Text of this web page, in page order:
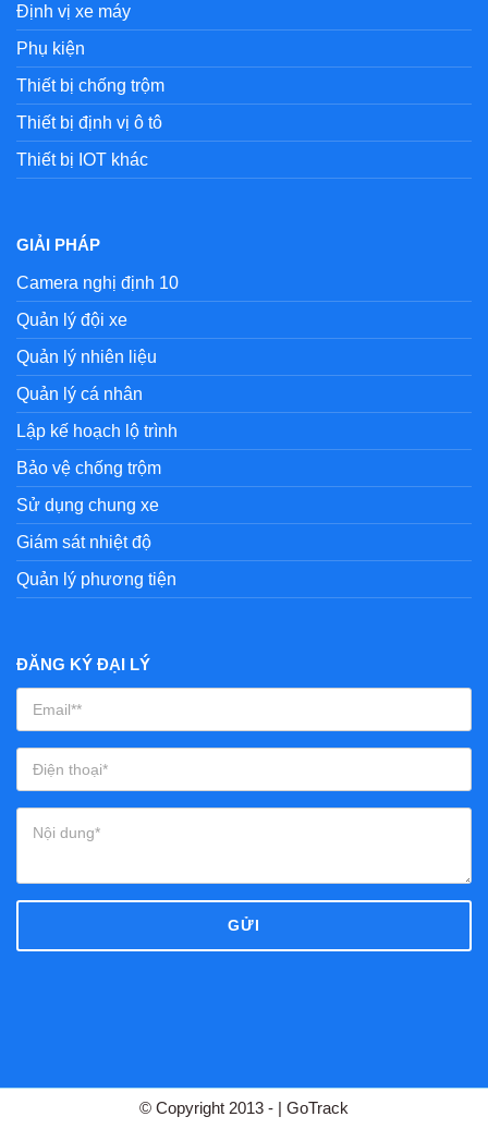
Định vị xe máy
Phụ kiện
Thiết bị chống trộm
Thiết bị định vị ô tô
Thiết bị IOT khác
GIẢI PHÁP
Camera nghị định 10
Quản lý đội xe
Quản lý nhiên liệu
Quản lý cá nhân
Lập kế hoạch lộ trình
Bảo vệ chống trộm
Sử dụng chung xe
Giám sát nhiệt độ
Quản lý phương tiện
ĐĂNG KÝ ĐẠI LÝ
GỬI
© Copyright 2013 - | GoTrack